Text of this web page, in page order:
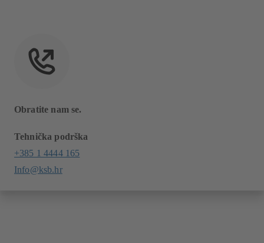
Obratite nam se.
Tehnička podrška
+385 1 4444 165
Info@ksb.hr